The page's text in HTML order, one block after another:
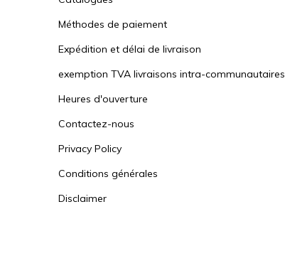
Méthodes de paiement
Expédition et délai de livraison
exemption TVA livraisons intra-communautaires
Heures d'ouverture
Contactez-nous
Privacy Policy
Conditions générales
Disclaimer